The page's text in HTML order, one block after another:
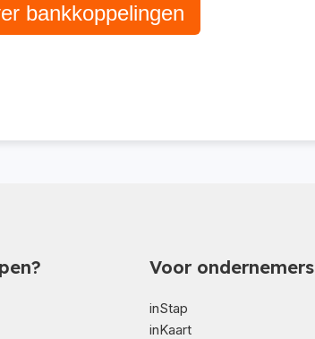
bankkoppelingen
Voor ondernemers
inStap
inKaart